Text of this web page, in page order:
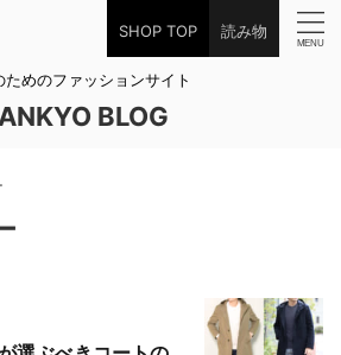
SHOP TOP 読み物
ためのファッションサイト
BLOG